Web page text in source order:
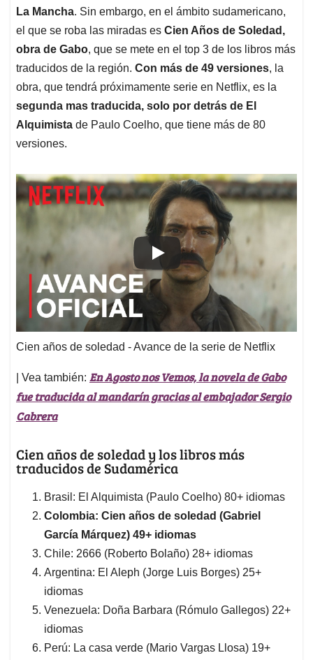
La Mancha. Sin embargo, en el ámbito sudamericano,
el que se roba las miradas es Cien Años de Soledad,
obra de Gabo, que se mete en el top 3 de los libros más
traducidos de la región. Con más de 49 versiones, la
obra, que tendrá próximamente serie en Netflix, es la
segunda mas traducida, solo por detrás de El
Alquimista de Paulo Coelho, que tiene más de 80
versiones.
Cien años de soledad - Avance de la serie de Netflix
| Vea también: En Agosto nos Vemos, la novela de Gabo
fue traducida al mandarín gracias al embajador Sergio
Cabrera
Cien años de soledad y los libros más
traducidos de Sudamérica
Brasil: El Alquimista (Paulo Coelho) 80+ idiomas
Colombia: Cien años de soledad (Gabriel
García Márquez) 49+ idiomas
Chile: 2666 (Roberto Bolaño) 28+ idiomas
Argentina: El Aleph (Jorge Luis Borges) 25+
idiomas
Venezuela: Doña Barbara (Rómulo Gallegos) 22+
idiomas
Perú: La casa verde (Mario Vargas Llosa) 19+